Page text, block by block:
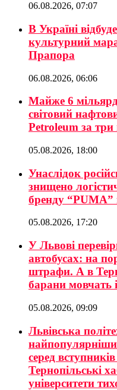
06.08.2026, 07:07
В Україні
культурний
Прапора
06.08.2026, 06:06
Майже 6
світовий
Petroleum за три
05.08.2026, 18:00
Унаслідок
знищено
бренду “PUMA”
05.08.2026, 17:20
У Львові
автобусах: на
штрафи. А в
барани мовчать
05.08.2026, 09:09
Львівська
серед
Тернопільські
університети